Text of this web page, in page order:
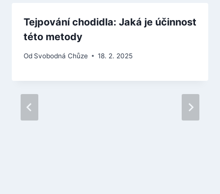
Tejpování chodidla: Jaká je účinnost
této metody
Od Svobodná Chůze 18. 2. 2025